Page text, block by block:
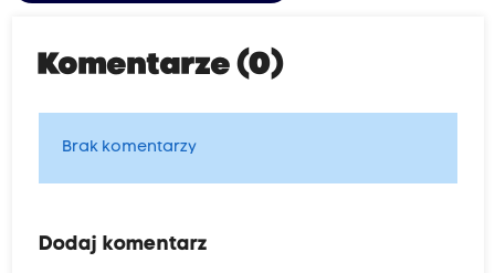
Komentarze (0)
Brak komentarzy
Dodaj komentarz